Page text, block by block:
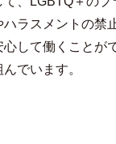
ラスメントの禁
して働くことが
でいます。